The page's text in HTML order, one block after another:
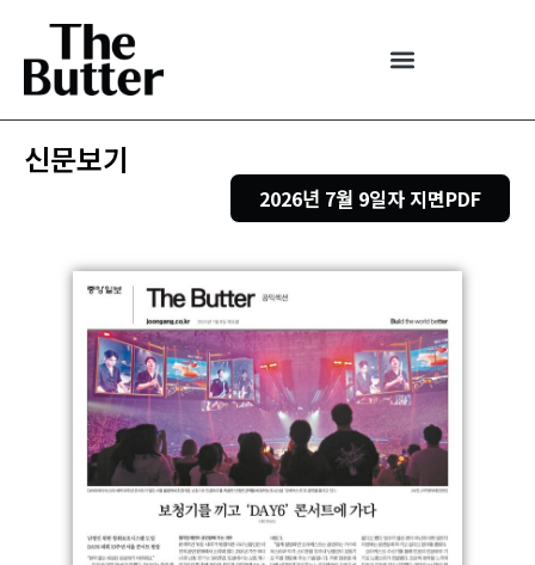
신문보기
2026년 7월 9일자 지면PDF